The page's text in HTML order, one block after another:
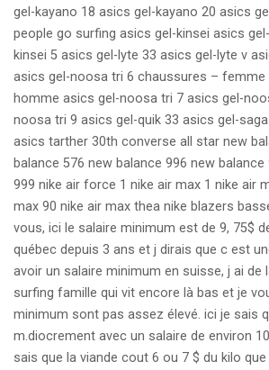
gel-kayano 18 asics gel-kayano 20 asics
people go surfing asics gel-kinsei asics
kinsei 5 asics gel-lyte 33 asics gel-lyte v
asics gel-noosa tri 6 chaussures – femme
homme asics gel-noosa tri 7 asics gel-
noosa tri 9 asics gel-quik 33 asics gel-
asics tarther 30th converse all star new
balance 576 new balance 996 new
999 nike air force 1 nike air max 1 nike air
max 90 nike air max thea nike blazers
vous, ici le salaire minimum est de 9, 75$
québec depuis 3 ans et j dirais que c est
avoir un salaire minimum en suisse, j ai de
surfing famille qui vit encore là bas et je
minimum sont pas assez élevé. ici je sais
m.diocrement avec un salaire de environ
sais que la viande cout 6 ou 7 $ du kilo